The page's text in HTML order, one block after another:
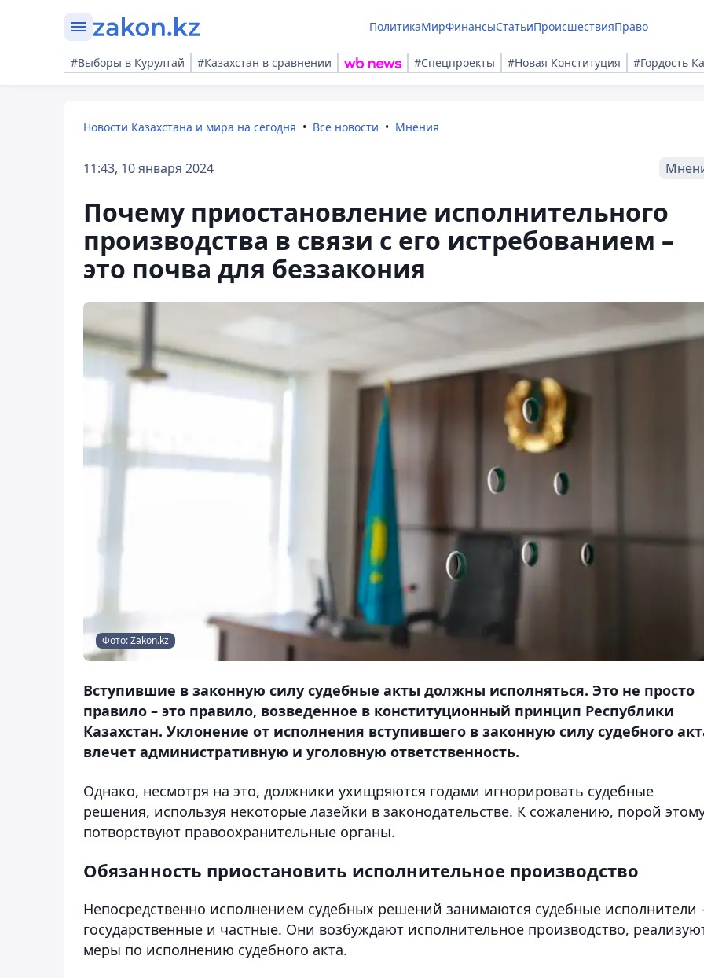
ПолитикаМирФинансыСтатьиПроисшествияПраво
#Выборы в Курултай #Казахстан в сравнении #Спецпроекты #Новая Конституция #Гордость
Новости Казахстана и мира на сегодня Все новости Мнения
11:43, 10 января 2024
Почему приостановление исполнительного
производства в связи с его истребованием –
это почва для беззакония
Фото: Zakon.kz
Вступившие в законную силу судебные акты должны исполняться. Это не просто
правило – это правило, возведенное в конституционный принцип Республики
Казахстан. Уклонение от исполнения вступившего в законную силу судебного
влечет административную и уголовную ответственность.
Однако, несмотря на это, должники ухищряются годами игнорировать судебные
решения, используя некоторые лазейки в законодательстве. К сожалению, порой
потворствуют правоохранительные органы.
Обязанность приостановить исполнительное производство
Непосредственно исполнением судебных решений занимаются судебные исполнители
государственные и частные. Они возбуждают исполнительное производство,
меры по исполнению судебного акта.